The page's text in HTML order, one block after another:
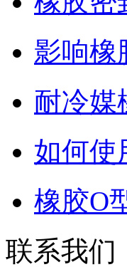
影响
耐冷
如何使
橡胶O
联系我们